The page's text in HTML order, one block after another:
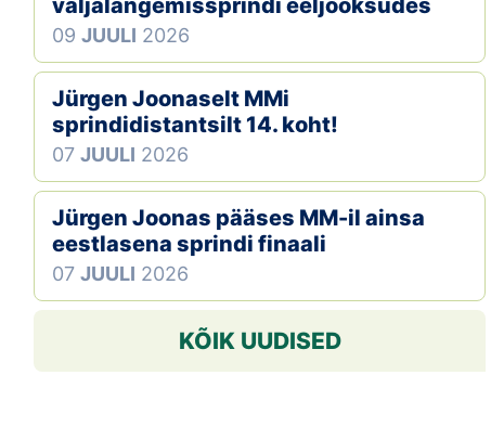
OTSI
väljalangemissprindi eeljooksudes
09 JUULI 2026
Jürgen Joonaselt MMi
sprindidistantsilt 14. koht!
07 JUULI 2026
Jürgen Joonas pääses MM-il ainsa
eestlasena sprindi finaali
07 JUULI 2026
KÕIK UUDISED